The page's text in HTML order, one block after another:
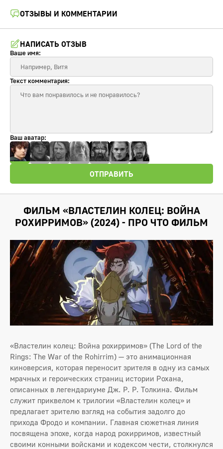
ОТЗЫВЫ И КОММЕНТАРИИ
НАПИСАТЬ ОТЗЫВ
Ваше имя:
Текст комментария:
Ваш аватар:
ОТПРАВИТЬ
ФИЛЬМ «ВЛАСТЕЛИН КОЛЕЦ: ВОЙНА
РОХИРРИМОВ» (2024) - ПРО ЧТО ФИЛЬМ
«Властелин колец: Война рохирримов» (The Lord of the
Rings: The War of the Rohirrim) — это анимационная
киноверсия, которая переносит зрителя в одну из самых
мрачных и героических страниц истории Рохана,
описанных в легендариуме Дж. Р. Р. Толкина. Фильм
служит приквелом к трилогии «Властелин колец» и
предлагает зрителю взгляд на события задолго до
прихода Фродо и компании. Главная сюжетная линия
посвящена эпохе, когда народ рохирримов, известный
своими конными войсками и кодексом чести, столкнулся